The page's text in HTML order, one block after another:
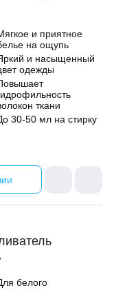
и приятное
на ощупь
и насыщенный
одежды
ткани
30-50 мл на стирку
белого